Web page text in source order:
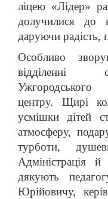
ліцею «Лідер»
долучилися до
даруючи радість,
Особливо
відділенні
Ужгородського
центру. Щирі
усмішки дітей
атмосферу,
турботи,
Адміністрація
дякують
Юрійовичу,